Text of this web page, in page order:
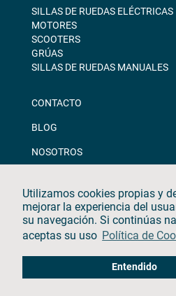
Utilizamos cookies propias y
mejorar la experiencia del
su navegación. Si continúas
aceptas su uso Política de
Entendido
SILLAS DE RUEDAS ELÉCTRICAS
MOTORES
SCOOTERS
GRÚAS
SILLAS DE RUEDAS MANUALES
CONTACTO
BLOG
NOSOTROS
CANAL ÉTICO
©2026 · TEYDER · Todos los
Aviso Legal & Política de Privacidad|